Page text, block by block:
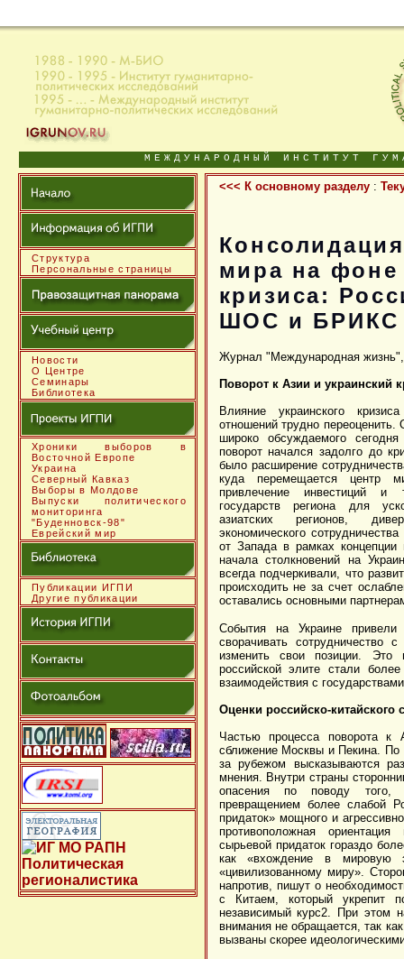
МЕЖДУНАРОДНЫЙ ИНСТИТУТ
Структура
Персональные страницы
Новости
О Центре
Семинары
Библиотека
Хроники выборов в
Восточной Европе
Украина
Северный Кавказ
Выборы в Молдове
Выпуски политического
мониторинга
"Буденновск-98"
Еврейский мир
Публикации ИГПИ
Другие публикации
<<< К основному разделу:
мира на фоне
кризиса:
ШОС и БРИКС
Журнал "Международная
Поворот к Азии и украинский
Влияние украинского
отношений трудно переоценить.
широко обсуждаемого
поворот начался задолго до
было расширение
куда перемещается центр
привлечение инвестиций и
государств региона для
азиатских регионов,
экономического
от Запада в рамках
начала столкновений на
всегда подчеркивали, что
происходить не за счет
оставались основными
События на Украине
сворачивать
изменить свои позиции.
российской элите стали
взаимодействия с
Оценки российско-китайского
Частью процесса поворота к
сближение Москвы и Пекина. По
за рубежом высказываются
мнения. Внутри страны
опасения по поводу того,
превращением более слабой
придаток» мощного и
противоположная
сырьевой придаток гораздо
как «вхождение в мировую
«цивилизованному миру».
напротив, пишут о
с Китаем, который укрепит
независимый курс2. При этом
внимания не обращается, так
вызваны скорее